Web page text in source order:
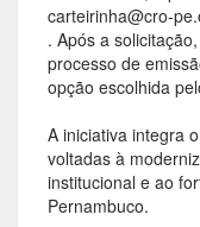
carteirinha@cro-
. Após a
processo de
opção escolhida
A iniciativa integra
voltadas à
institucional e ao
Pernambuco.